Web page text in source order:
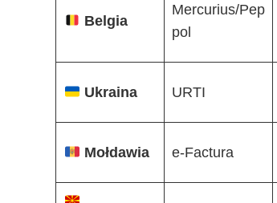
Belgia
Mercurius/Pep
pol
Ukraina URTI
Mołdawia e-Factura